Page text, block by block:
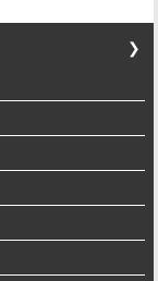
❯